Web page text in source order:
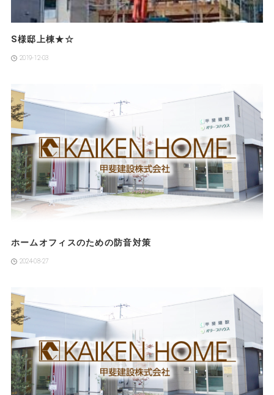
S様邸上棟★☆
2019-12-03
ホームオフィスのための防音対策
2024-08-27